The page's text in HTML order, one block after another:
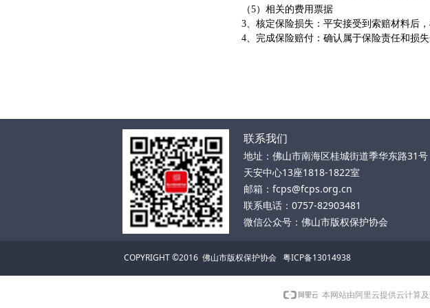
4、完成保险赔付：确认属于保险责任和损
3、核定保险损失：平安接受到索赔材料后
（5）相关的费用票据
COPYRIGHT ©2016 佛山市版权保护协会 粤ICP备13014938
联系我们
地址：佛山市南海区桂城街道季华东路31号
天安中心13座1818-1822室
邮箱：fcps@fcps.org.cn
联系电话：0757-82903481
微信公众号：佛山市版权保护协会
本网站由阿里云提供云计算及